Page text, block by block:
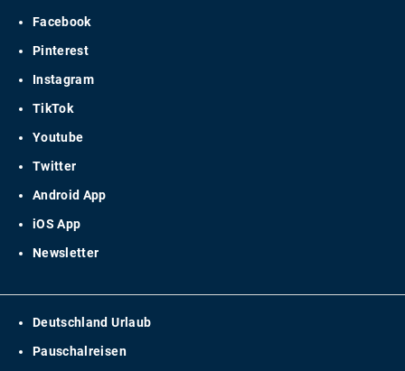
Facebook
Pinterest
Instagram
TikTok
Youtube
Twitter
Android App
iOS App
Newsletter
Deutschland Urlaub
Pauschalreisen